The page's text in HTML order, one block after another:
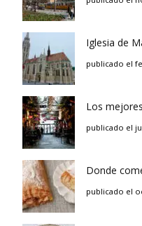
Iglesia de
publicado el
Los
publicado el
Donde
publicado el